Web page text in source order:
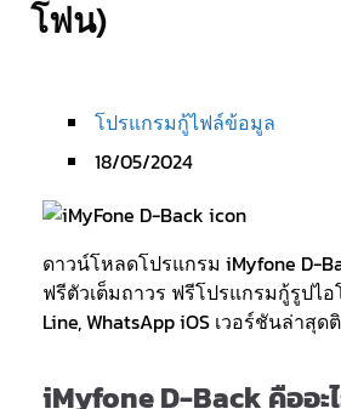
โฟน)
โปรแกรมกู้ไฟล์ข้อมูล
18/05/2024
ดาวน์โหลดโปรแกรม iMyfone D-
ฟรีตัวเต็มถาวร ฟรีโปรแกรมกู้รูปไ
Line, WhatsApp iOS เวอร์ชันล่าสุด
iMyfone D-Back คืออะ